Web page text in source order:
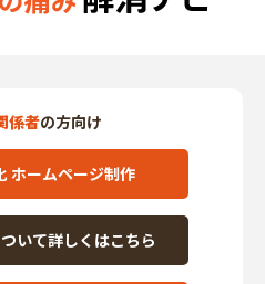
係者の方向け
ホームページ制作
いて詳しくはこちら